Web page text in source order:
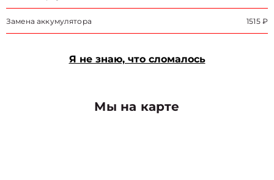
Замена аккумулятора 1515 ₽
Я не знаю, что сломалось
Мы на карте